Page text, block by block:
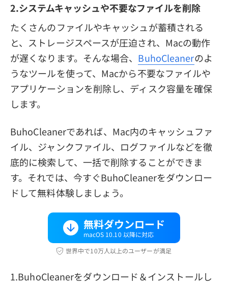
2.システムキャッシュや不要なファイルを削除
たくさんのファイルやキャッシュが蓄積される
と、ストレージスペースが圧迫され、Macの動作
が遅くなります。そんな場合、 BuhoCleanerのよ
うなツールを使って、Macから不要なファイルや
アプリケーションを削除し、ディスク容量を確保
します。
BuhoCleanerであれば、Mac内のキャッシュファ
イル、ジャンクファイル、ログファイルなどを徹
底的に検索して、一括で削除することができま
す。それでは、今すぐBuhoCleanerをダウンロー
ドして無料体験しましょう。
無料ダウンロード
macOS 10.10 以降に対応
世界中で10万人以上のユーザーが満足
1.BuhoCleanerをダウンロード＆インストールし